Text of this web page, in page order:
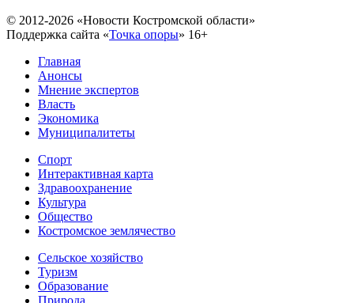
© 2012-2026 «Новости Костромской области»
Поддержка сайта «Точка опоры» 16+
Главная
Анонсы
Мнение экспертов
Власть
Экономика
Муниципалитеты
Спорт
Интерактивная карта
Здравоохранение
Культура
Общество
Костромское землячество
Сельское хозяйство
Туризм
Образование